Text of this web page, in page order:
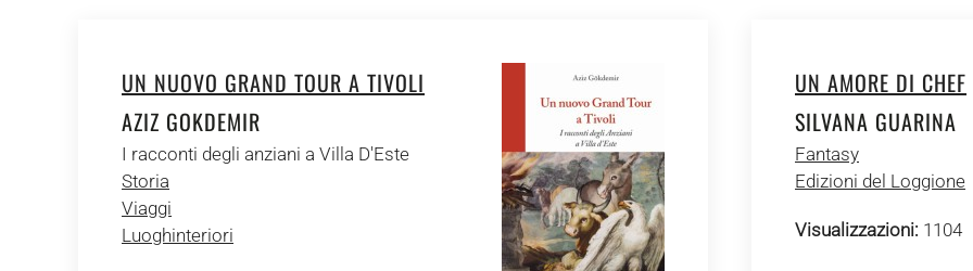
UN NUOVO GRAND TOUR A TIVOLI
AZIZ GOKDEMIR
I racconti degli anziani a Villa D'Este
Storia
Viaggi
Luoghinteriori
UN AMORE DI CHEF
SILVANA GUARINA
Fantasy
Edizioni del Loggione
Visualizzazioni: 1104